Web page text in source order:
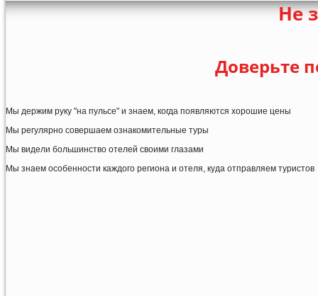
Не
Доверьте
Мы держим руку "на пульсе" и знаем, когда появляются хорошие цены
Мы регулярно совершаем ознакомительные туры
Мы видели большинство отелей своими глазами
Мы знаем особенности каждого региона и отеля, куда отправляем туристов